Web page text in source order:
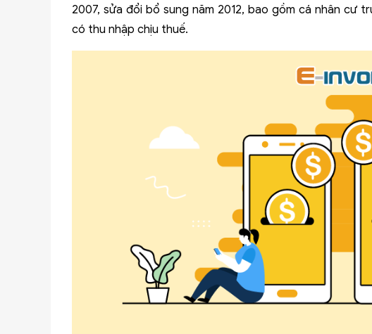
2007, sửa đổi bổ sung năm 2012, bao gồm cá nhân cư
có thu nhập chịu thuế.